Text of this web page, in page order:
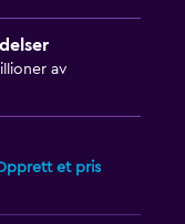
av
et pris